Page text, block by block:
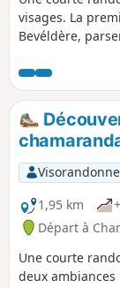
visages. La
Bevéldère,
se déroule dans
château de
d'eau.
1,95 km
Départ à
Une courte
deux